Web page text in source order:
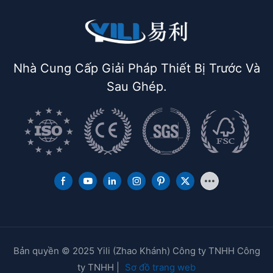
Nhà Cung Cấp Giải Pháp Thiết Bị Trước Và
Sau Ghép.
Bản quyền © 2025 Yili (Zhao Khánh) Công ty TNHH Công
ty TNHH |
Sơ đồ trang web